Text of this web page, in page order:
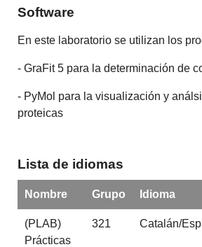
Software
En este laboratorio se utilizan los
- GraFit 5 para la determinación de
- PyMol para la visualización y
proteicas
Lista de idiomas
Nombre Grupo Idioma
(PLAB)
Prácticas
321 Catalán/